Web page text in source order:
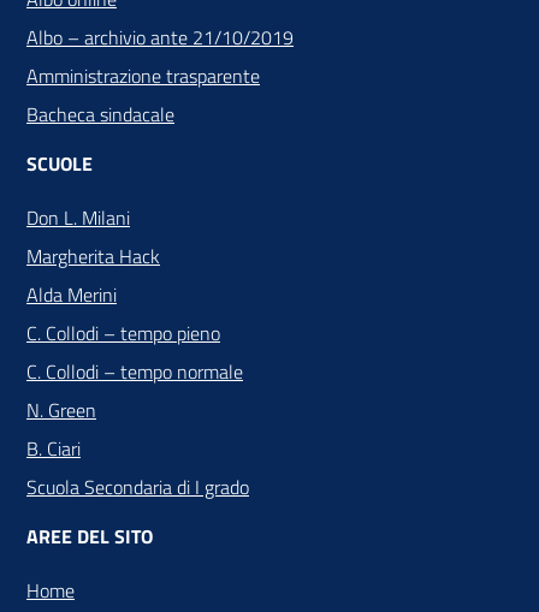
Albo – archivio ante 21/10/2019
Amministrazione trasparente
Bacheca sindacale
SCUOLE
Don L. Milani
Margherita Hack
Alda Merini
C. Collodi – tempo pieno
C. Collodi – tempo normale
N. Green
B. Ciari
Scuola Secondaria di I grado
AREE DEL SITO
Home